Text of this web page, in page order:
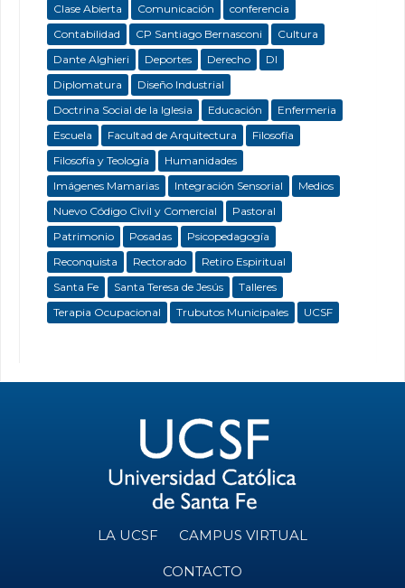
Clase Abierta
Comunicación
conferencia
Contabilidad
CP Santiago Bernasconi
Cultura
Dante Alghieri
Deportes Derecho
DI
Diplomatura
Diseño Industrial
Doctrina Social de la Iglesia
Educación
Enfermeria
Escuela
Facultad de Arquitectura
Filosofía
Filosofía y Teología
Humanidades
Imágenes Mamarias
Integración Sensorial
Medios
Nuevo Código Civil y Comercial
Pastoral
Patrimonio
Posadas
Psicopedagogía
Reconquista
Rectorado
Retiro Espiritual
Santa Fe
Santa Teresa de Jesús
Talleres
Terapia Ocupacional
Trubutos Municipales UCSF
LA UCSF CAMPUS VIRTUAL
CONTACTO